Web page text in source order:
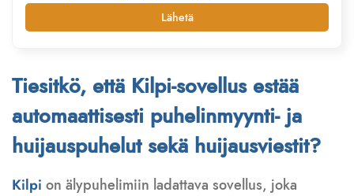
Lähetä
Tiesitkö, että Kilpi-sovellus estää
automaattisesti puhelinmyynti- ja
huijauspuhelut sekä huijausviestit?
Kilpi on älypuhelimiin ladattava sovellus, joka